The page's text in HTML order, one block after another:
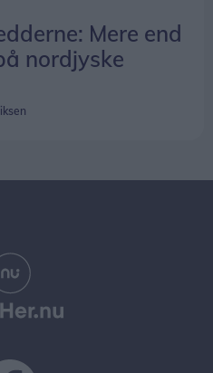
Mere end
nordjyske